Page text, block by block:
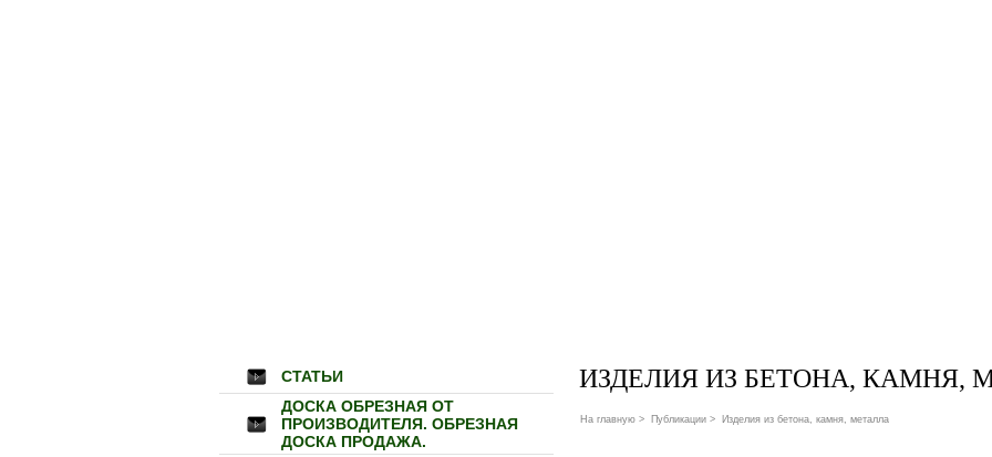
СТАТЬИ
ДОСКА ОБРЕЗНАЯ ОТ
ПРОИЗВОДИТЕЛЯ. ОБРЕЗНАЯ
ДОСКА ПРОДАЖА.
ИЗДЕЛИЯ ИЗ БЕТОНА, КАМНЯ,
На главную > Публикации > Изделия из бетона, камня, металла